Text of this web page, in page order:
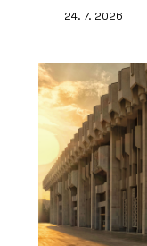
24. 7. 2026